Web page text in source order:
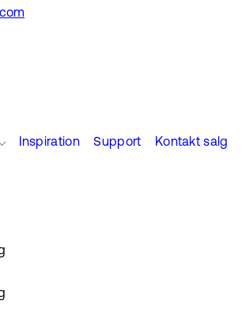
Inspiration Support Kontakt salg